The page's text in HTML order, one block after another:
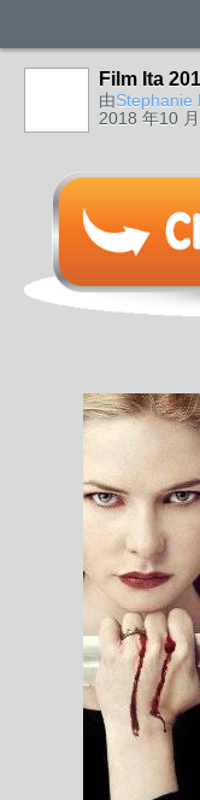
Film Ita
由Stephanie
2018 年10